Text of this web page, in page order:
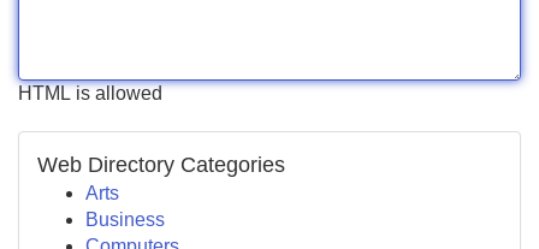
HTML is allowed
Web Directory Categories
Arts
Business